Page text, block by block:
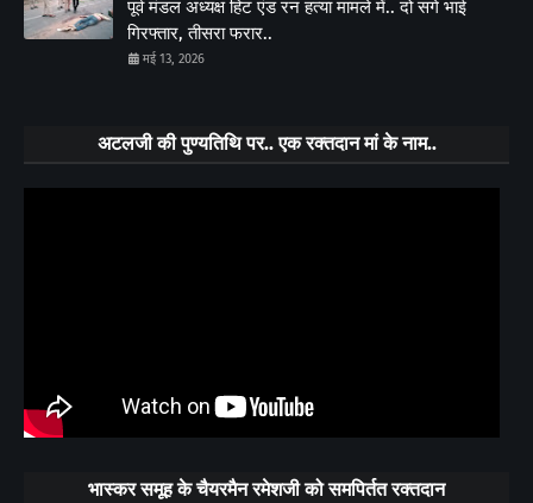
पूर्व मंडल अध्यक्ष हिट एंड रन हत्या मामले में.. दो सगे भाई
गिरफ्तार, तीसरा फरार..
मई 13, 2026
अटलजी की पुण्यतिथि पर.. एक रक्तदान मां के नाम..
भास्कर समूह के चैयरमैन रमेशजी को समपिर्तत रक्तदान